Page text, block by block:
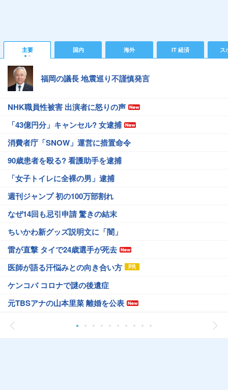
主要 国内 海外 IT 経済 ス
福岡の議長 地震巡り不謹慎発言
NHK職員性被害 出演者に怒りの声
「43億円分」キャンセル? 女逮捕
消費者庁「SNOW」運営に措置命令
90歳患者を殴る? 看護助手を逮捕
「女子トイレに全裸の男」逮捕
週刊ジャンプ 初の100万部割れ
なぜ14回も忌引申請 驚きの結末
ちいかわ新グッズ説明文に「闇」
雷が直撃 タイで24歳選手が死去
医師が語る汗悩みとの向き合い方
ケンコバ コロナで謎の後遺症
元TBSアナの山本里菜 離婚を公表